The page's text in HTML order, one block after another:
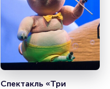
Спектакль «Три